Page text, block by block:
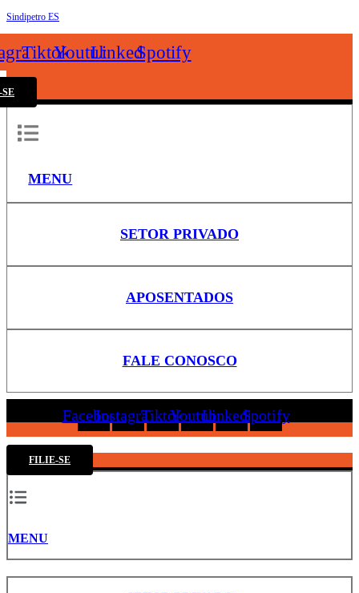
Sindipetro ES
TiktokYoutubeLinkedinSpotify
MENU
SETOR PRIVADO
APOSENTADOS
FALE CONOSCO
FacebookInstagramTiktokYoutubeLinkedinSpotify
FILIE-SE
MENU